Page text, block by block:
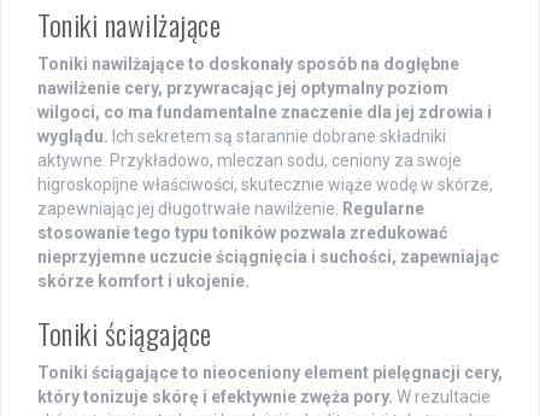
Toniki nawilżające
Toniki nawilżające to doskonały sposób na dogłębne
nawilżenie cery, przywracając jej optymalny poziom
wilgoci, co ma fundamentalne znaczenie dla jej zdrowia i
wyglądu. Ich sekretem są starannie dobrane składniki
aktywne. Przykładowo, mleczan sodu, ceniony za swoje
higroskopijne właściwości, skutecznie wiąże wodę w skórze,
zapewniając jej długotrwałe nawilżenie. Regularne
stosowanie tego typu toników pozwala zredukować
nieprzyjemne uczucie ściągnięcia i suchości, zapewniając
skórze komfort i ukojenie.
Toniki ściągające
Toniki ściągające to nieoceniony element pielęgnacji cery,
który tonizuje skórę i efektywnie zwęża pory. W rezultacie